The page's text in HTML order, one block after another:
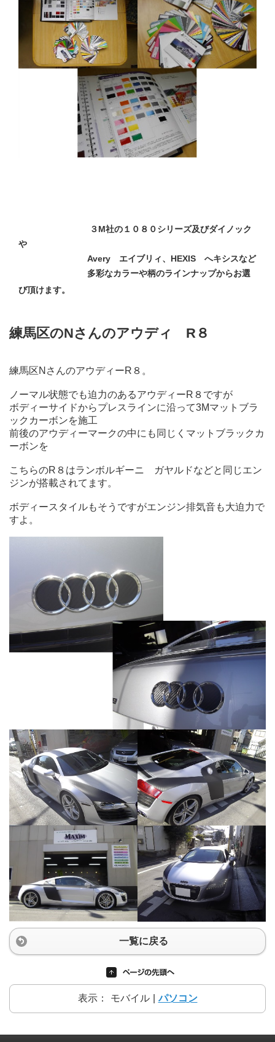
３M社の１０８０シリーズ及びダイノック
や
Avery エイブリィ、HEXIS へキシスなど
多彩なカラーや柄のラインナップからお選
び頂けます。
練馬区のNさんのアウディ R８
練馬区NさんのアウディーR８。
ノーマル状態でも迫力のあるアウディーR８ですが
ボディーサイドからプレスラインに沿って3Mマットブラ
ックカーボンを施工
前後のアウディーマークの中にも同じくマットブラックカ
ーボンを
こちらのR８はランボルギーニ ガヤルドなどと同じエン
ジンが搭載されてます。
ボディースタイルもそうですがエンジン排気音も大迫力で
すよ。
一覧に戻る
表示： モバイル パソコン